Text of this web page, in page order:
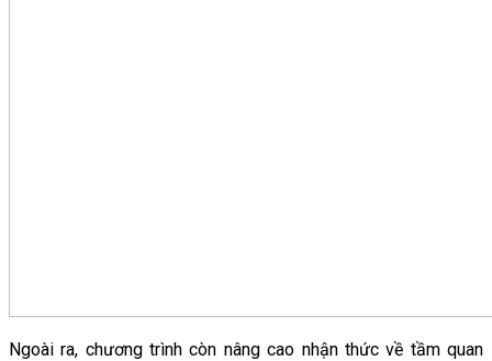
Ngoài ra, chương trình còn nâng cao nhận thức về tầm quan